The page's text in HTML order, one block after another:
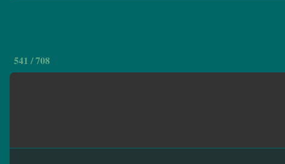
541 / 708